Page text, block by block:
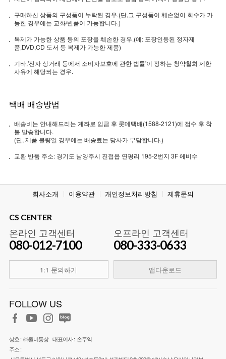
구매하신 상품의 구성품이 누락된 경우.(단,그 구성품이 훼손없이 회수가 가
능한 경우에는 교화/반품이 가능합니다.)
복제가 가능한 상품 등의 포장을 훼손한 경우.(예: 포장인등된 정자제
품,DVD,CD 도서 등 복제가 가능한 제품)
기타,'전자 상거래 등에서 소비자보호에 관한 법률'이 정하는 청약철회 제한
사유에 해당되는 경우.
택배 배송방법
배송비는 안내해드리는 계좌로 입금 후 롯데택배(1588-2121)에 접수 후 착
불 발송합니다.
(단, 제품 불량일 경우에는 배송료는 당사가 부담합니다.)
교환 반품 주소: 경기도 남양주시 진접읍 연평리 195-2번지 3F 에비수
회사소개 이용약관 개인정보처리방침 제휴문의
CS CENTER
온라인 고객센터
080-012-7100
1:1 문의하기
오프라인 고객센터
080-333-0633
앱다운로드
FOLLOW US
상호 : ㈜월비통상 대표이사 : 손주익
주소 :